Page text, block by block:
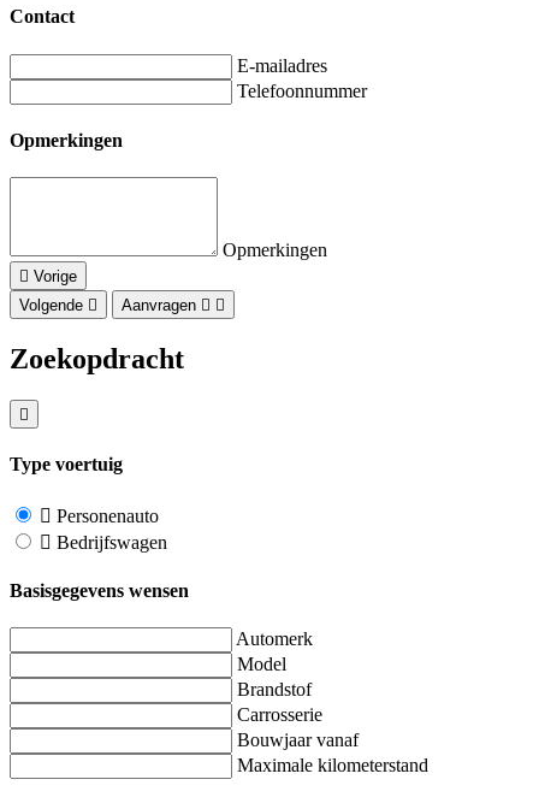
Contact
E-mailadres
Telefoonnummer
Opmerkingen
Opmerkingen
Vorige
Volgende
Aanvragen
Zoekopdracht
Type voertuig
Personenauto
Bedrijfswagen
Basisgegevens wensen
Automerk
Model
Brandstof
Carrosserie
Bouwjaar vanaf
Maximale kilometerstand